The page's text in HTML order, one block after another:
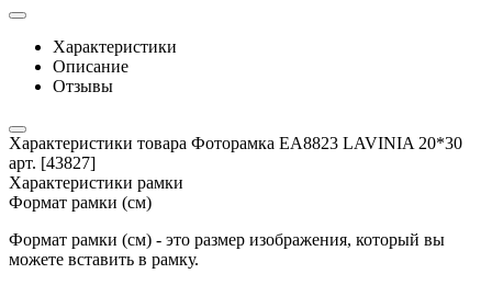
Характеристики
Описание
Отзывы
Характеристики товара Фоторамка EA8823 LAVINIA 20*30
арт. [43827]
Характеристики рамки
Формат рамки (см)
Формат рамки (см) - это размер изображения, который вы
можете вставить в рамку.